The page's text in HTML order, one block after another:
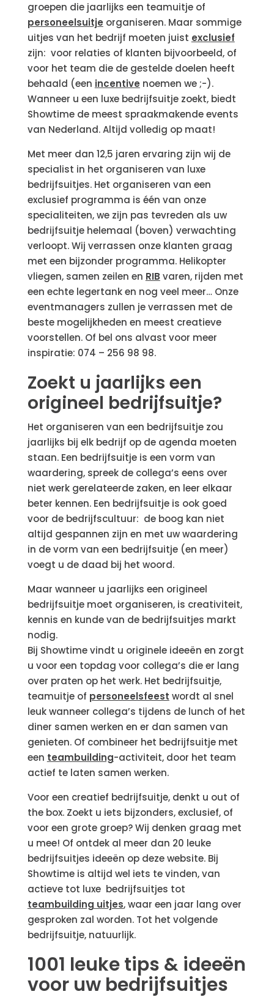
groepen die jaarlijks een teamuitje of
personeelsuitje organiseren. Maar sommige
uitjes van het bedrijf moeten juist exclusief
zijn: voor relaties of klanten bijvoorbeeld, of
voor het team die de gestelde doelen heeft
behaald (een incentive noemen we ;-).
Wanneer u een luxe bedrijfsuitje zoekt, biedt
Showtime de meest spraakmakende events
van Nederland. Altijd volledig op maat!
Met meer dan 12,5 jaren ervaring zijn wij de
specialist in het organiseren van luxe
bedrijfsuitjes. Het organiseren van een
exclusief programma is één van onze
specialiteiten, we zijn pas tevreden als uw
bedrijfsuitje helemaal (boven) verwachting
verloopt. Wij verrassen onze klanten graag
met een bijzonder programma. Helikopter
vliegen, samen zeilen en RIB varen, rijden met
een echte legertank en nog veel meer… Onze
eventmanagers zullen je verrassen met de
beste mogelijkheden en meest creatieve
voorstellen. Of bel ons alvast voor meer
inspiratie: 074 – 256 98 98.
Zoekt u jaarlijks een
origineel bedrijfsuitje?
Het organiseren van een bedrijfsuitje zou
jaarlijks bij elk bedrijf op de agenda moeten
staan. Een bedrijfsuitje is een vorm van
waardering, spreek de collega’s eens over
niet werk gerelateerde zaken, en leer elkaar
beter kennen. Een bedrijfsuitje is ook goed
voor de bedrijfscultuur: de boog kan niet
altijd gespannen zijn en met uw waardering
in de vorm van een bedrijfsuitje (en meer)
voegt u de daad bij het woord.
Maar wanneer u jaarlijks een origineel
bedrijfsuitje moet organiseren, is creativiteit,
kennis en kunde van de bedrijfsuitjes markt
nodig.
Bij Showtime vindt u originele ideeën en zorgt
u voor een topdag voor collega’s die er lang
over praten op het werk. Het bedrijfsuitje,
teamuitje of personeelsfeest wordt al snel
leuk wanneer collega’s tijdens de lunch of het
diner samen werken en er dan samen van
genieten. Of combineer het bedrijfsuitje met
een teambuilding-activiteit, door het team
actief te laten samen werken.
Voor een creatief bedrijfsuitje, denkt u out of
the box. Zoekt u iets bijzonders, exclusief, of
voor een grote groep? Wij denken graag met
u mee! Of ontdek al meer dan 20 leuke
bedrijfsuitjes ideeën op deze website. Bij
Showtime is altijd wel iets te vinden, van
actieve tot luxe bedrijfsuitjes tot
teambuilding uitjes, waar een jaar lang over
gesproken zal worden. Tot het volgende
bedrijfsuitje, natuurlijk.
1001 leuke tips & ideeën
voor uw bedrijfsuitjes